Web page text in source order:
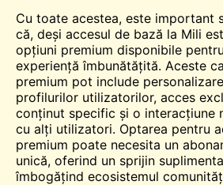
Cu toate acestea, este important
că, deși accesul de bază la Mili
opțiuni premium disponibile
experiență îmbunătățită. Aceste
premium pot include
profilurilor utilizatorilor, acces
conținut specific și o interacțiune
cu alți utilizatori. Optarea pentru
premium poate necesita un
unică, oferind un sprijin
îmbogățind ecosistemul